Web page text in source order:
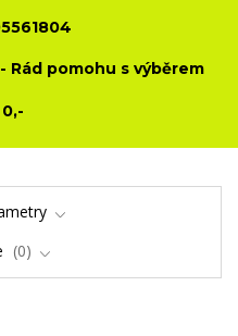
- Rád pomohu s výběrem
0